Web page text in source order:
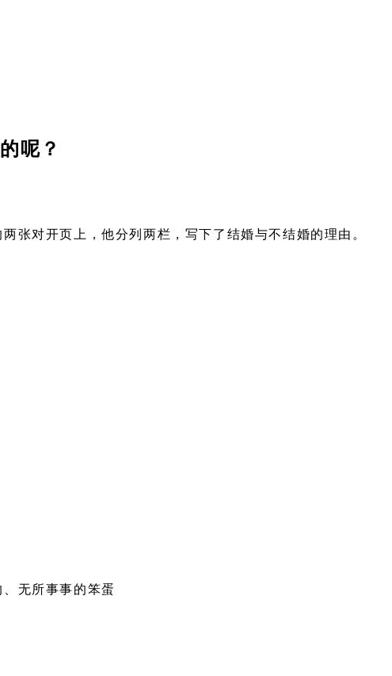
呢？
张对开页上，他分列两栏，写下了结婚与不结婚的理由。
无所事事的笨蛋